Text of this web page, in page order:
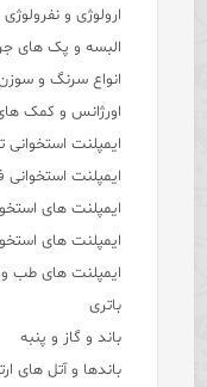
ارولوژی و نفرولوژی
البسه و پک های
انواع سرنگ و
اورژانس و کمک
ایمپلنت استخوانی
ایمپلنت
ایمپلنت های
ایمپلنت های
ایمپلنت های طب
باتری
باند و گاز و پنبه
باندها و آتل های